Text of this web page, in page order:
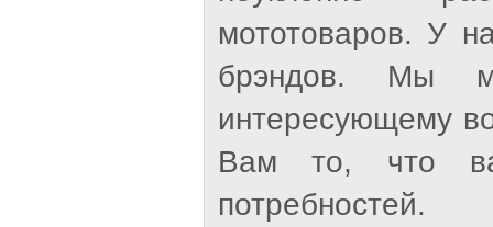
мототоваров. У
брэндов. Мы
интересующему
Вам то, что
потребностей.